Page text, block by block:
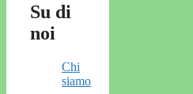
Su di
noi
Chi
siamo